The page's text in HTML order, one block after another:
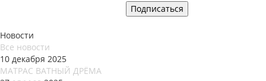
Новости
Все новости
10 декабря 2025
МАТРАС ВАТНЫЙ ДРЁМА